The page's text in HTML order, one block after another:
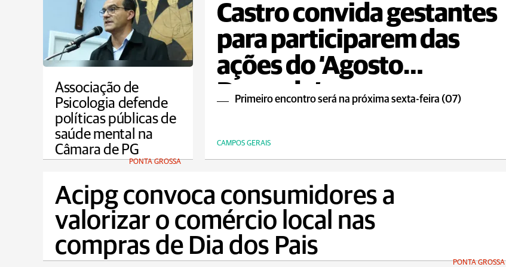
Castro convida gestantes
para participarem das
ações do ‘Agosto
Dourado’
Primeiro encontro será na próxima sexta-feira (07)
CAMPOS GERAIS
Associação de
Psicologia defende
políticas públicas de
saúde mental na
Câmara de PG
PONTA GROSSA
Acipg convoca consumidores a
valorizar o comércio local nas
compras de Dia dos Pais
PONTA GROSSA